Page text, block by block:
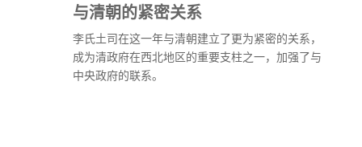
与清朝的紧密关系
李氏土司在这一年与清朝建立了更为紧密的关系，
成为清政府在西北地区的重要支柱之一，加强了与
中央政府的联系。